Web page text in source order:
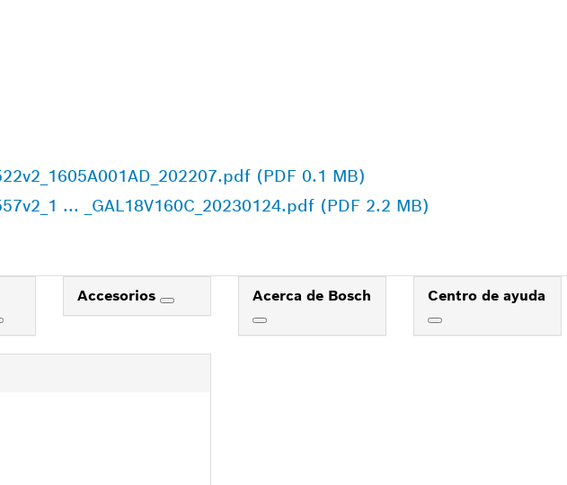
(PDF 0.1 MB)
... _GAL18V160C_20230124.pdf (PDF 2.2 MB)
Accesorios Acerca de Bosch Centro de ayuda